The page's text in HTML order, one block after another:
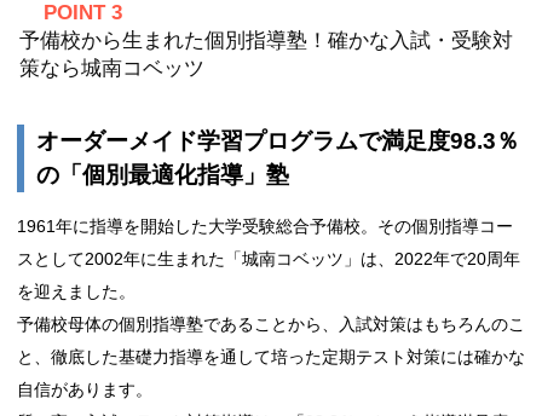
POINT 3
予備校から生まれた個別指導塾！確かな入試・受験対
策なら城南コベッツ
オーダーメイド学習プログラムで満足度98.3％
の「個別最適化指導」塾
1961年に指導を開始した大学受験総合予備校。その個別指導コー
スとして2002年に生まれた「城南コベッツ」は、2022年で20周年
を迎えました。
予備校母体の個別指導塾であることから、入試対策はもちろんのこ
と、徹底した基礎力指導を通して培った定期テスト対策には確かな
自信があります。